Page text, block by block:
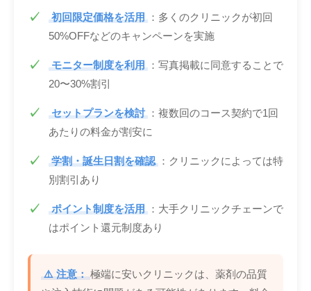
初回限定価格を活用 ：多くのクリニックが初回
50%OFFなどのキャンペーンを実施
モニター制度を利用 ：写真掲載に同意することで
20〜30%割引
セットプランを検討 ：複数回のコース契約で1回
あたりの料金が割安に
学割・誕生日割を確認 ：クリニックによっては特
別割引あり
ポイント制度を活用 ：大手クリニックチェーンで
はポイント還元制度あり
⚠️ 注意： 極端に安いクリニックは、薬剤の品質